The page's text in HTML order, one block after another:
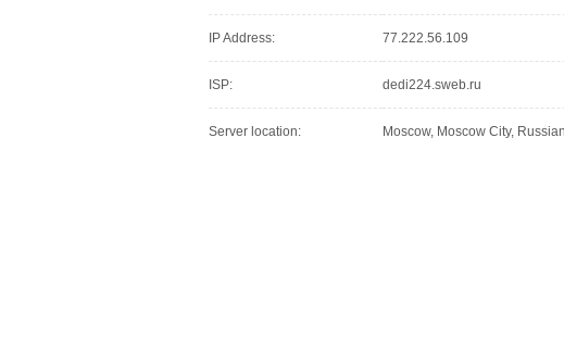
IP Address: 77.222.56.109
ISP: dedi224.sweb.ru
Server location: Moscow, Moscow City,